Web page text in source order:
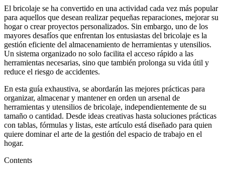
El bricolaje se ha convertido en una actividad cada vez más popular
para aquellos que desean realizar pequeñas reparaciones, mejorar su
hogar o crear proyectos personalizados. Sin embargo, uno de los
mayores desafíos que enfrentan los entusiastas del bricolaje es la
gestión eficiente del almacenamiento de herramientas y utensilios.
Un sistema organizado no solo facilita el acceso rápido a las
herramientas necesarias, sino que también prolonga su vida útil y
reduce el riesgo de accidentes.
En esta guía exhaustiva, se abordarán las mejores prácticas para
organizar, almacenar y mantener en orden un arsenal de
herramientas y utensilios de bricolaje, independientemente de su
tamaño o cantidad. Desde ideas creativas hasta soluciones prácticas
con tablas, fórmulas y listas, este artículo está diseñado para quien
quiere dominar el arte de la gestión del espacio de trabajo en el
hogar.
Contents